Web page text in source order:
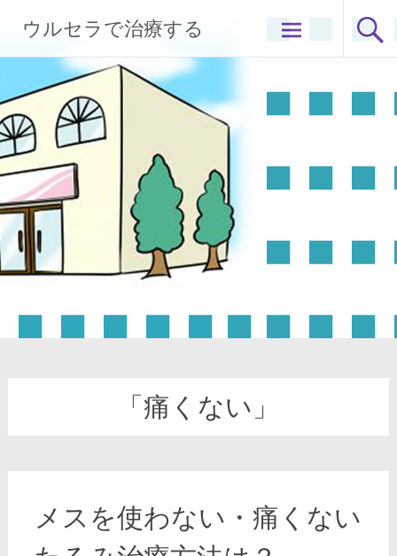
テ
ツ
へ
ス
キ
ッ
プ
ウルセラで治療する
「痛くない」
メスを使わない・痛くない